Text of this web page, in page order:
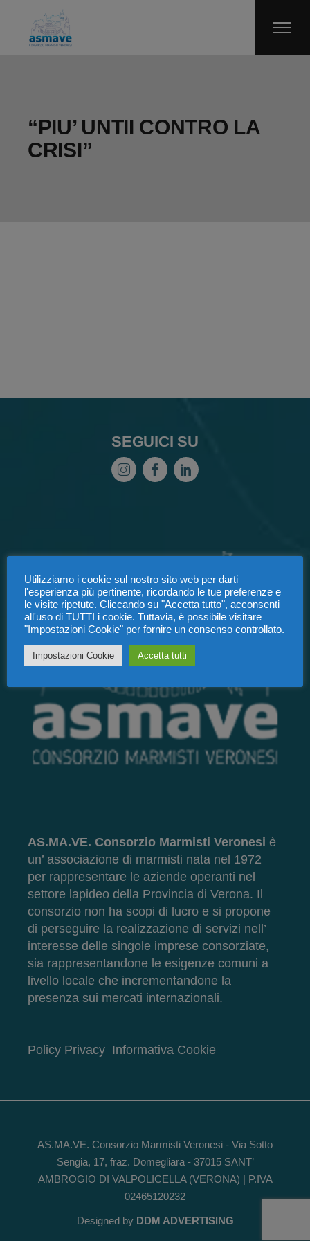
content
“PIU’ UNTII CONTRO LA
CRISI”
SEGUICI SU
AS.MA.VE. Consorzio Marmisti Veronesi è
un’ associazione di marmisti nata nel 1972
per rappresentare le aziende operanti nel
settore lapideo della Provincia di Verona. Il
consorzio non ha scopi di lucro e si propone
di perseguire la realizzazione di servizi nell’
interesse delle singole imprese consorziate,
sia rappresentandone le esigenze comuni a
livello locale che incrementandone la
presenza sui mercati internazionali.
Policy Privacy Informativa Cookie
AS.MA.VE. Consorzio Marmisti Veronesi - Via Sotto
Sengia, 17, fraz. Domegliara - 37015 SANT’
AMBROGIO DI VALPOLICELLA (VERONA) | P.IVA
02465120232
Designed by DDM ADVERTISING
Utilizziamo i cookie sul nostro sito web per darti
l'esperienza più pertinente, ricordando le tue preferenze e
le visite ripetute. Cliccando su "Accetta tutto", acconsenti
all'uso di TUTTI i cookie. Tuttavia, è possibile visitare
"Impostazioni Cookie" per fornire un consenso controllato.
Impostazioni Cookie Accetta tutti